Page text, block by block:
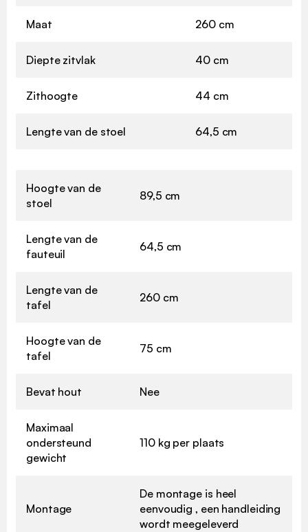
Maat 260 cm
Diepte zitvlak 40 cm
Zithoogte 44 cm
Lengte van de stoel 64,5 cm
Hoogte van de
stoel
89,5 cm
Lengte van de
fauteuil
64,5 cm
Lengte van de
tafel
260 cm
Hoogte van de
tafel
75 cm
Bevat hout Nee
Maximaal
ondersteund
gewicht
110 kg per plaats
Montage
De montage is heel
eenvoudig , een handleiding
wordt meegeleverd